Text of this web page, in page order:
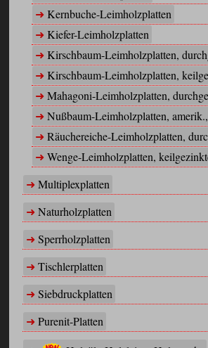
Kernbuche-Leimholzplatten
Kiefer-Leimholzplatten
Kirschbaum-Leimholzplatten,
Kirschbaum-Leimholzplatten,
Mahagoni-Leimholzplatten,
Nußbaum-Leimholzplatten,
Räuchereiche-Leimholzplatten,
Wenge-Leimholzplatten,
Multiplexplatten
Naturholzplatten
Sperrholzplatten
Tischlerplatten
Siebdruckplatten
Purenit-Platten